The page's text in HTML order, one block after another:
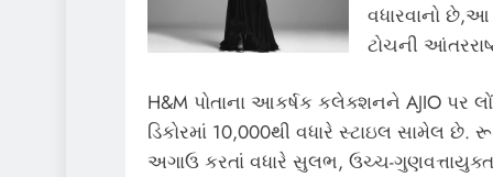
વધારવાનો
ટોચની
H&M પોતાના આકર્ષક કલેક્શનને AJIO
ડિકોરમાં 10,000થી વધારે સ્ટાઇલ સામેલ
અગાઉ કરતાં વધારે સુલભ, ઉચ્ચ-